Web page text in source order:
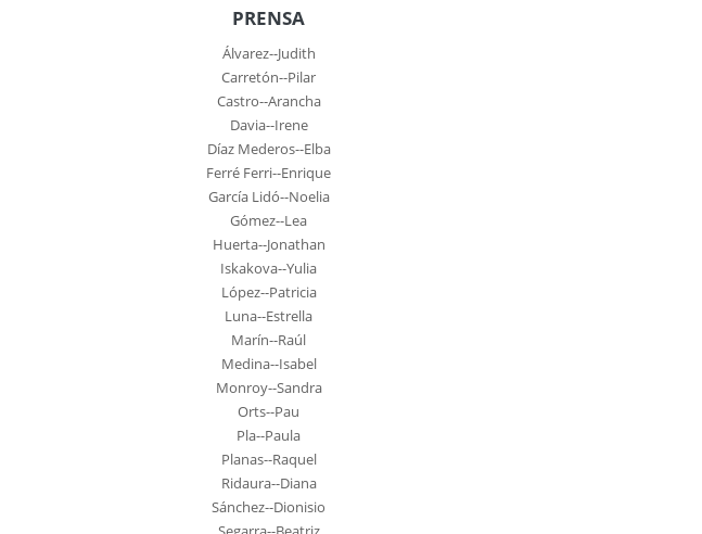
PRENSA
Álvarez--Judith
Carretón--Pilar
Castro--Arancha
Davia--Irene
Díaz Mederos--Elba
Ferré Ferri--Enrique
García Lidó--Noelia
Gómez--Lea
Huerta--Jonathan
Iskakova--Yulia
López--Patricia
Luna--Estrella
Marín--Raúl
Medina--Isabel
Monroy--Sandra
Orts--Pau
Pla--Paula
Planas--Raquel
Ridaura--Diana
Sánchez--Dionisio